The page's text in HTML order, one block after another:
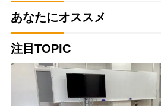
あなたにオススメ
注目TOPIC